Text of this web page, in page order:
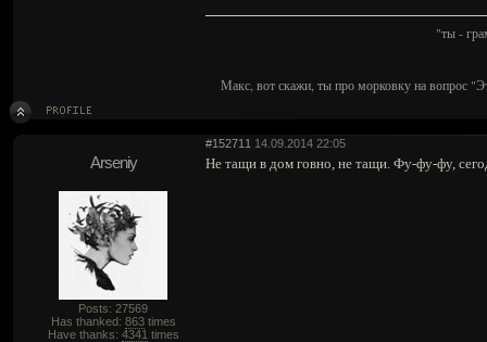
"ты -
Макс, вот скажи, ты про морковку на вопрос
#152711 14.09.2014 22:05
Arseniy
Posts: 27569
Has thanked: 863times
Have thanks: 4341 times
Не тащи в дом говно, не тащи. Фу-фу-фу,